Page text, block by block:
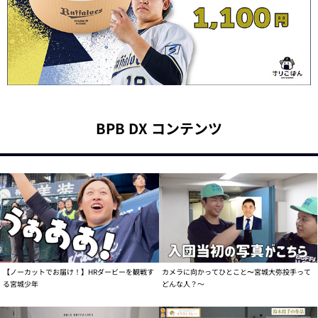
BPB DX コンテンツ
【ノーカットでお届け！】HRダービーを観戦す
る宮城少年
カメラに向かってひとこと〜宮城大弥投手って
どんな人？～